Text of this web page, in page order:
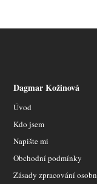
Dagmar Kožinová
Úvod
Kdo jsem
Napište mi
Obchodní podmínky
Zásady zpracování